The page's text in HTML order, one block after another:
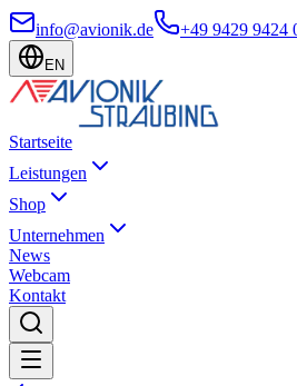
info@avionik.de +49 9429 9424
EN
Startseite
Leistungen
Shop
Unternehmen
News
Webcam
Kontakt